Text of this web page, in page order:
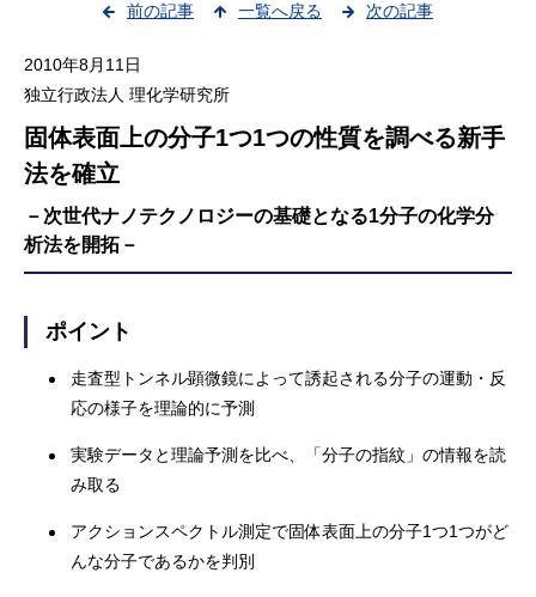
前の記事 一覧へ戻る 次の記事
2010年8月11日
独立行政法人 理化学研究所
固体表面上の分子1つ1つの性質を調べる新手
法を確立
－次世代ナノテクノロジーの基礎となる1分子の化学分
析法を開拓－
ポイント
走査型トンネル顕微鏡によって誘起される分子の運動・反
応の様子を理論的に予測
実験データと理論予測を比べ、「分子の指紋」の情報を読
み取る
アクションスペクトル測定で固体表面上の分子1つ1つがど
んな分子であるかを判別